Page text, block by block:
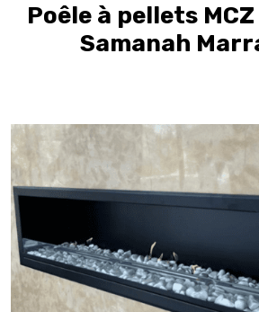
Poêle à pellets
Samanah